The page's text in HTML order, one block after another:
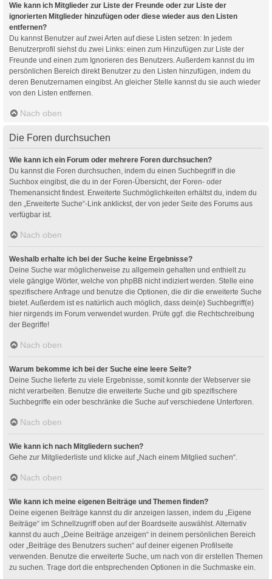
Wie kann ich Mitglieder zur Liste der Freunde oder zur Liste der
ignorierten Mitglieder hinzufügen oder diese wieder aus den Listen
entfernen?
Du kannst Benutzer auf zwei Arten auf diese Listen setzen: In jedem
Benutzerprofil siehst du zwei Links: einen zum Hinzufügen zur Liste der
Freunde und einen zum Ignorieren des Benutzers. Außerdem kannst du im
persönlichen Bereich direkt Benutzer zu den Listen hinzufügen, indem du
deren Benutzernamen eingibst. An gleicher Stelle kannst du sie auch wieder
von den Listen entfernen.
Nach oben
Die Foren durchsuchen
Wie kann ich ein Forum oder mehrere Foren durchsuchen?
Du kannst die Foren durchsuchen, indem du einen Suchbegriff in die
Suchbox eingibst, die du in der Foren-Übersicht, der Foren- oder
Themenansicht findest. Erweiterte Suchmöglichkeiten erhältst du, indem du
den „Erweiterte Suche“-Link anklickst, der von jeder Seite des Forums aus
verfügbar ist.
Nach oben
Weshalb erhalte ich bei der Suche keine Ergebnisse?
Deine Suche war möglicherweise zu allgemein gehalten und enthielt zu
viele gängige Wörter, welche von phpBB nicht indiziert werden. Stelle eine
spezifischere Anfrage und benutze die Optionen, die dir die erweiterte Suche
bietet. Außerdem ist es natürlich auch möglich, dass dein(e) Suchbegriff(e)
hier nirgends im Forum verwendet wurden. Prüfe ggf. die Rechtschreibung
der Begriffe!
Nach oben
Warum bekomme ich bei der Suche eine leere Seite?
Deine Suche lieferte zu viele Ergebnisse, somit konnte der Webserver sie
nicht verarbeiten. Benutze die erweiterte Suche und gib spezifischere
Suchbegriffe ein oder beschränke die Suche auf verschiedene Unterforen.
Nach oben
Wie kann ich nach Mitgliedern suchen?
Gehe zur Mitgliederliste und klicke auf „Nach einem Mitglied suchen“.
Nach oben
Wie kann ich meine eigenen Beiträge und Themen finden?
Deine eigenen Beiträge kannst du dir anzeigen lassen, indem du „Eigene
Beiträge“ im Schnellzugriff oben auf der Boardseite auswählst. Alternativ
kannst du auch „Deine Beiträge anzeigen“ in deinem persönlichen Bereich
oder „Beiträge des Benutzers suchen“ auf deiner eigenen Profilseite
verwenden. Benutze die erweiterte Suche, um nach von dir erstellen Themen
zu suchen. Trage dort die entsprechenden Optionen in die Suchmaske ein.